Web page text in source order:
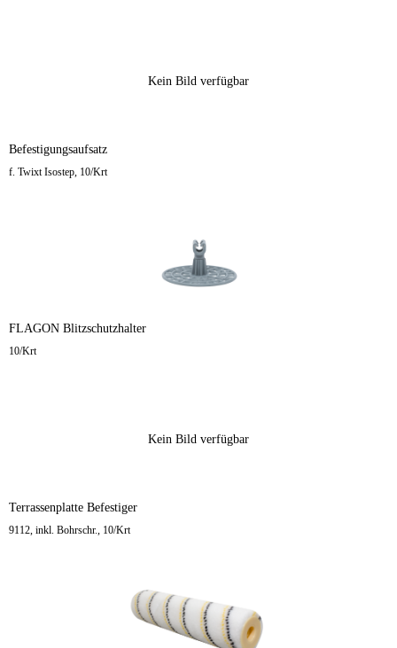
Kein Bild verfügbar
Befestigungsaufsatz
f. Twixt Isostep, 10/Krt
FLAGON Blitzschutzhalter
10/Krt
Kein Bild verfügbar
Terrassenplatte Befestiger
9112, inkl. Bohrschr., 10/Krt